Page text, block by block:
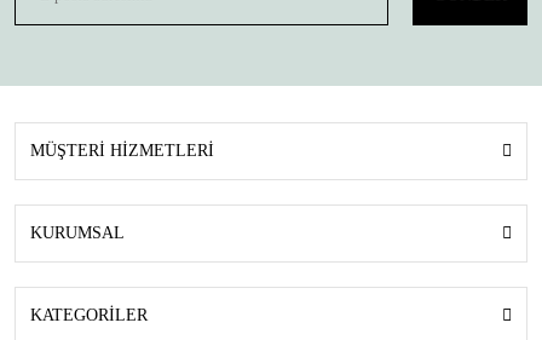
MÜŞTERİ HİZMETLERİ
KURUMSAL
KATEGORİLER